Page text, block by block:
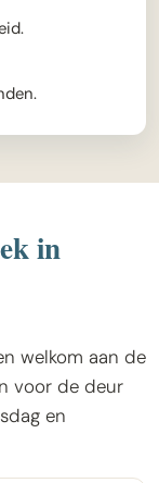
in
welkom aan de
voor de deur
en